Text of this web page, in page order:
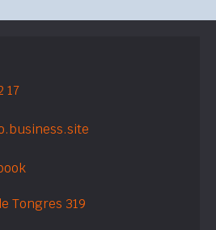
17
Tongres 319